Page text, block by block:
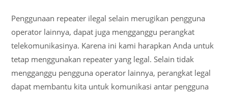
Penggunaan repeater ilegal selain merugikan pengguna
operator lainnya, dapat juga mengganggu perangkat
telekomunikasinya. Karena ini kami harapkan Anda untuk
tetap menggunakan repeater yang legal. Selain tidak
mengganggu pengguna operator lainnya, perangkat legal
dapat membantu kita untuk komunikasi antar pengguna